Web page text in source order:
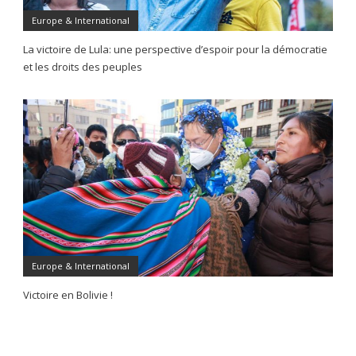
Europe & International
La victoire de Lula: une perspective d’espoir pour la démocratie
et les droits des peuples
Europe & International
Victoire en Bolivie !